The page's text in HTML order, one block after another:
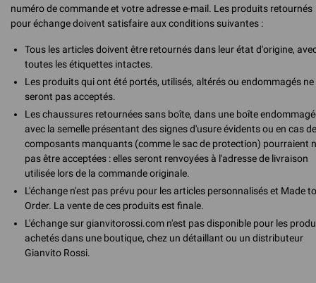
numéro de commande et votre adresse e-mail. Les produits retournés
pour échange doivent satisfaire aux conditions suivantes :
Tous les articles doivent être retournés dans leur état d'origine,
toutes les étiquettes intactes.
Les produits qui ont été portés, utilisés, altérés ou endommagés ne
seront pas acceptés.
Les chaussures retournées sans boîte, dans une boîte
avec la semelle présentant des signes d'usure évidents ou en cas de
composants manquants (comme le sac de protection) pourraient
pas être acceptées : elles seront renvoyées à l'adresse de livraison
utilisée lors de la commande originale.
L'échange n'est pas prévu pour les articles personnalisés et Made to
Order. La vente de ces produits est finale.
L'échange sur gianvitorossi.com n'est pas disponible pour les
achetés dans une boutique, chez un détaillant ou un distributeur
Gianvito Rossi.